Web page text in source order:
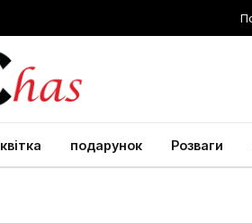
квітка подарунок Розваги